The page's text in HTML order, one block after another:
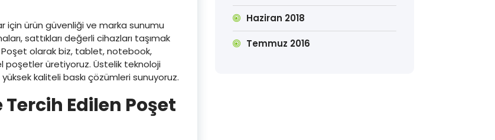
ürün güvenliği ve marka sunumu
sattıkları değerli cihazları taşımak
Poşet olarak biz, tablet, notebook,
üretiyoruz. Üstelik teknoloji
kaliteli baskı çözümleri sunuyoruz.
Edilen Poşet
Haziran 2018
Temmuz 2016